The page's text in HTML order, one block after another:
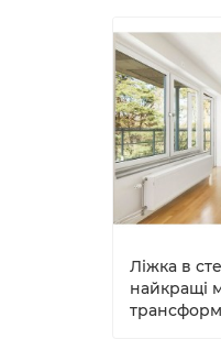
Ліжка в
найкращі